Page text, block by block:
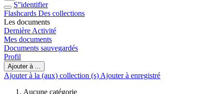
S''identifier
Flashcards Des collections
Les documents
Dernière Activité
Mes documents
Documents sauvegardés
Profil
Ajouter à ...
Ajouter à la (aux) collection (s) Ajouter à enregistré
Aucune catégorie